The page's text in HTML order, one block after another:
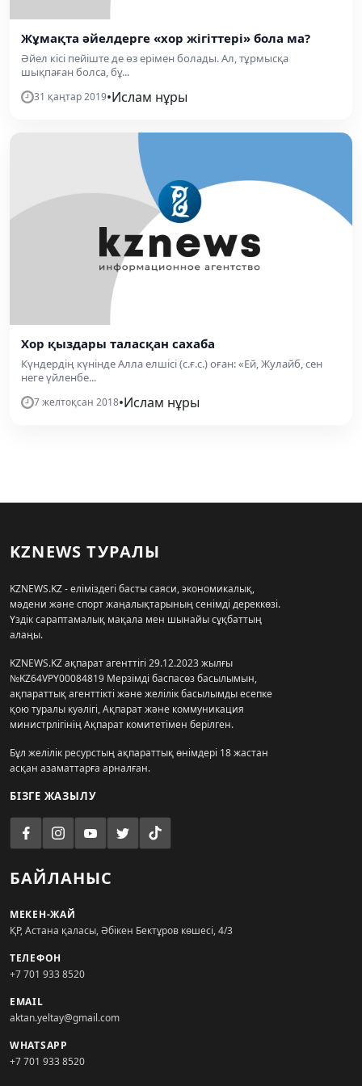
Жұмақта әйелдерге «хор жігіттері» бола ма?
Әйел кісі пейіште де өз ерімен болады. Ал, тұрмысқа
шықпаған болса, бұ...
31 қаңтар 2019•Ислам нұры
Хор қыздары таласқан сахаба
Күндердің күнінде Алла елшісі (с.ғ.с.) оған: «Ей, Жулайб, сен
неге үйленбе...
7 желтоқсан 2018•Ислам нұры
KZNEWS ТУРАЛЫ
KZNEWS.KZ - еліміздегі басты саяси, экономикалық,
мәдени және спорт жаңалықтарының сенімді дереккөзі.
Үздік сараптамалық мақала мен шынайы сұқбаттың
алаңы.
KZNEWS.KZ ақпарат агенттігі 29.12.2023 жылғы
№KZ64VPY00084819 Мерзімді баспасөз басылымын,
ақпараттық агенттікті және желілік басылымды есепке
қою туралы куәлігі, Ақпарат және коммуникация
министрлігінің Ақпарат комитетімен берілген.
Бұл желілік ресурстың ақпараттық өнімдері 18 жастан
асқан азаматтарға арналған.
БІЗГЕ ЖАЗЫЛУ
БАЙЛАНЫС
МЕКЕН-ЖАЙ
ҚР, Астана қаласы, Әбікен Бектұров көшесі, 4/3
ТЕЛЕФОН
+7 701 933 8520
EMAIL
aktan.yeltay@gmail.com
WHATSAPP
+7 701 933 8520